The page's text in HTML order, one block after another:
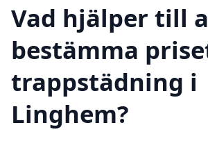
Vad hjälper till
bestämma
trappstädning i
Linghem?